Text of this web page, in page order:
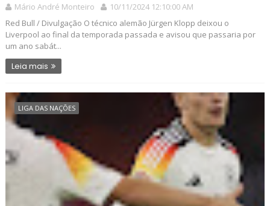
Mário André Monteiro
10/11/2024 12:10:00 AM
Red Bull / Divulgação O técnico alemão Jürgen Klopp deixou o
Liverpool ao final da temporada passada e avisou que passaria por
um ano sabát...
Leia mais
LIGA DAS NAÇÕES